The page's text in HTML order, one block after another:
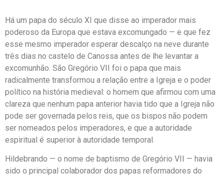
Há um papa do século XI que disse ao imperador mais
poderoso da Europa que estava excomungado — e que fez
esse mesmo imperador esperar descalço na neve durante
três dias no castelo de Canossa antes de lhe levantar a
excomunhão. São Gregório VII foi o papa que mais
radicalmente transformou a relação entre a Igreja e o poder
político na história medieval: o homem que afirmou com uma
clareza que nenhum papa anterior havia tido que a Igreja não
pode ser governada pelos reis, que os bispos não podem
ser nomeados pelos imperadores, e que a autoridade
espiritual é superior à autoridade temporal.
Hildebrando — o nome de baptismo de Gregório VII — havia
sido o principal colaborador dos papas reformadores do